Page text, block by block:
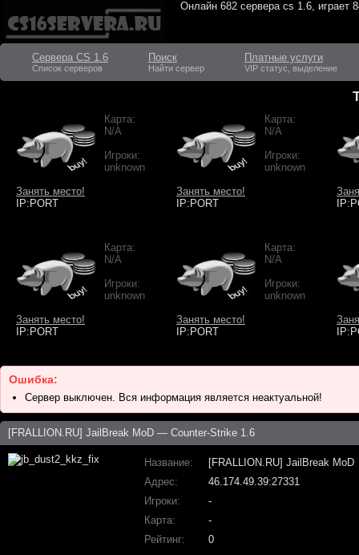
Онлайн 682 сервера cs 1.6, играет
Сервера CS 1.6
Список серверов
Поиск
Найти сервер
Платные услуги
VIP статус, выделение
Карта:
N/A
Игроки:
unknown
Занять место!
IP:PORT
Карта:
N/A
Игроки:
unknown
Занять место!
IP:PORT
Карта:
N/A
Игроки:
unknown
Занять место!
IP:PORT
Карта:
N/A
Игроки:
unknown
Занять место!
IP:PORT
Ошибка:
Сервер выключен. Вся информация является неактуальной!
[FRALLION.RU] JailBreak MoD — Counter-Strike 1.6
Название
[FRALLION.RU] JailBreak MoD
Адрес
46.174.49.39:27331
Игроки
-
Карта
-
Рейтинг
0